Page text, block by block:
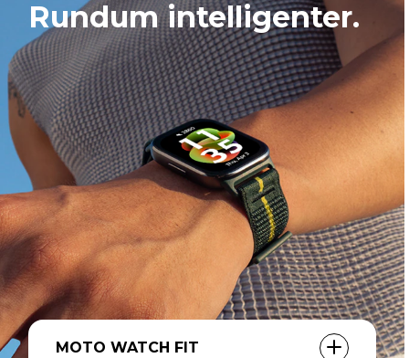
MOTO BUDS LOOP